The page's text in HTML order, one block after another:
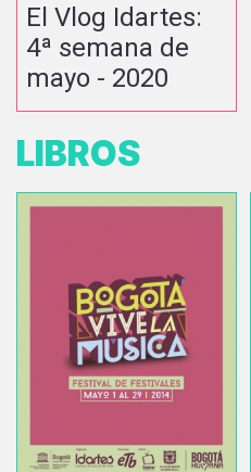
El Vlog Idartes:
4ª semana de
mayo - 2020
LIBROS